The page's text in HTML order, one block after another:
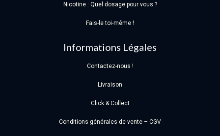
Nicotine : Quel dosage pour vous ?
Fais-le toi-même !
Informations Légales
Contactez-nous !
Livraison
Click & Collect
Conditions générales de vente – CGV